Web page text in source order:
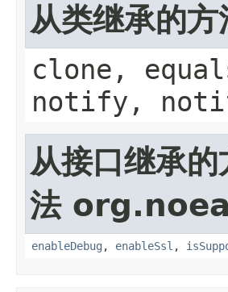
从类继承的
clone,
notify,
从接口继承的
法
enableDebug , enableSsl ,